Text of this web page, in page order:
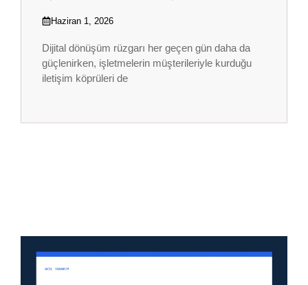
Haziran 1, 2026
Dijital dönüşüm rüzgarı her geçen gün daha da
güçlenirken, işletmelerin müşterileriyle kurduğu
iletişim köprüleri de